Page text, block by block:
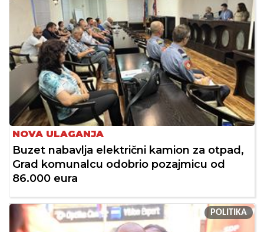
NOVA ULAGANJA
Buzet nabavlja električni kamion za otpad,
Grad komunalcu odobrio pozajmicu od
86.000 eura
POLITIKA